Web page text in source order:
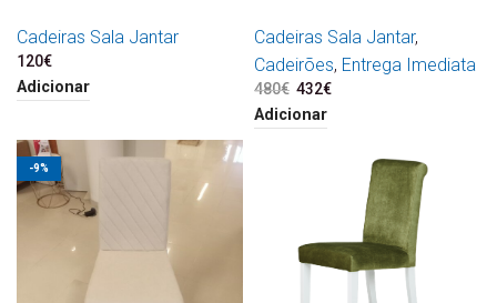
Cadeiras Sala Jantar
120€
Adicionar
Cadeiras Sala Jantar,
Cadeirões, Entrega Imediata
480€ O preço original era:
480€.
432€
Adicionar
-9%